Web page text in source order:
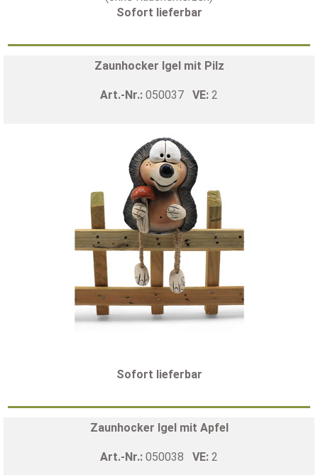
Sofort lieferbar
Zaunhocker Igel mit Pilz
Art.-Nr.: 050037 VE: 2
Sofort lieferbar
Zaunhocker Igel mit Apfel
Art.-Nr.: 050038 VE: 2